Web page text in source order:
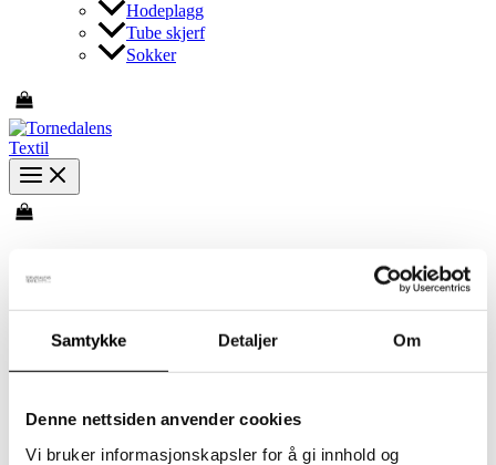
Samtykke Detaljer Om
Denne nettsiden anvender cookies
Vi bruker informasjonskapsler for å gi innhold og
Hodeplagg
Tube skjerf
Sokker
Tack för att du väljer att betala med
Swish!